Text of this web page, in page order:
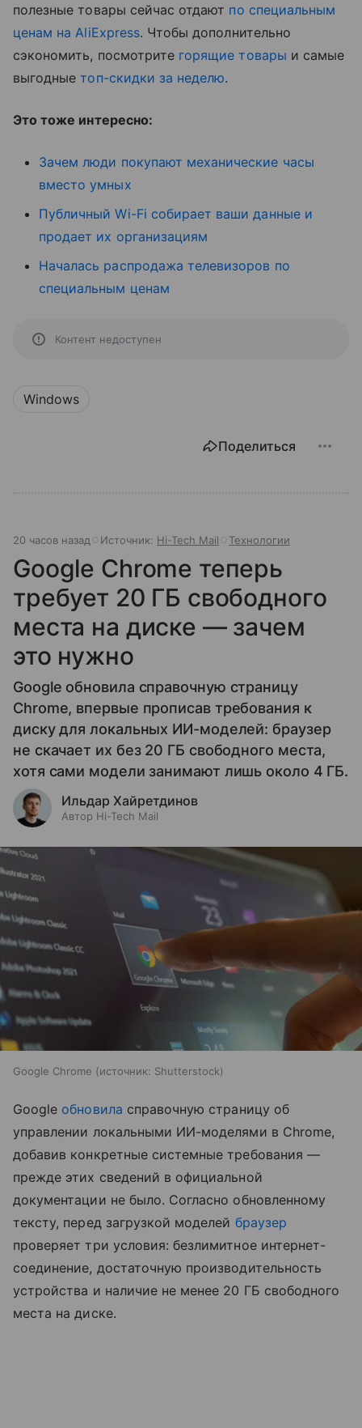
полезные товары сейчас отдают по специальным
ценам на AliExpress. Чтобы дополнительно
сэкономить, посмотрите горящие товары и самые
выгодныетоп-скидки за неделю.
Это тоже интересно:
Зачем люди покупают механические часы
вместо умных
Публичный Wi-Fi собирает ваши данные и
продает их организациям
Началась распродажа телевизоров по
специальным ценам
Контент недоступен
Windows
Поделиться
20 часов назад Источник: Hi-Tech Mail Технологии
Google Chrome теперь
требует 20 ГБ свободного
места на диске — зачем
это нужно
Google обновила справочную страницу
Chrome, впервые прописав требования к
диску для локальных ИИ-моделей: браузер
не скачает их без 20 ГБ свободного места,
хотя сами модели занимают лишь около 4 ГБ.
Ильдар Хайретдинов
Автор Hi-Tech Mail
Google Chrome источник: Shutterstock
Google обновила справочную страницу об
управлении локальными ИИ-моделями в Chrome,
добавив конкретные системные требования —
прежде этих сведений в официальной
документации не было. Согласно обновленному
тексту, перед загрузкой моделей браузер
проверяет три условия: безлимитное интернет-
соединение, достаточную производительность
устройства и наличие не менее 20 ГБ свободного
места на диске.